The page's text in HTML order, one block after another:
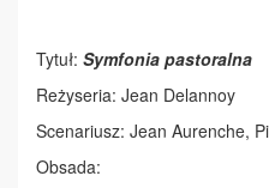
Tytuł: Symfonia pastoralna
Reżyseria: Jean Delannoy
Scenariusz: Jean Aurenche,
Obsada: